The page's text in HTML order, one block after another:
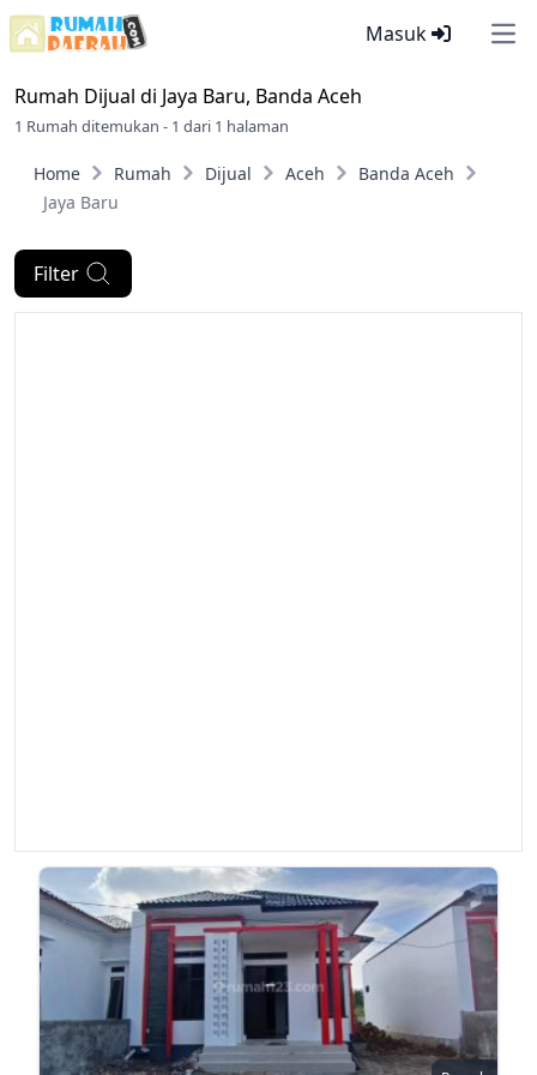
Masuk
Rumah Dijual di Jaya Baru, Banda Aceh
1 Rumah ditemukan - 1 dari 1 halaman
Home Rumah Dijual Aceh
Banda Aceh
Jaya Baru
Filter